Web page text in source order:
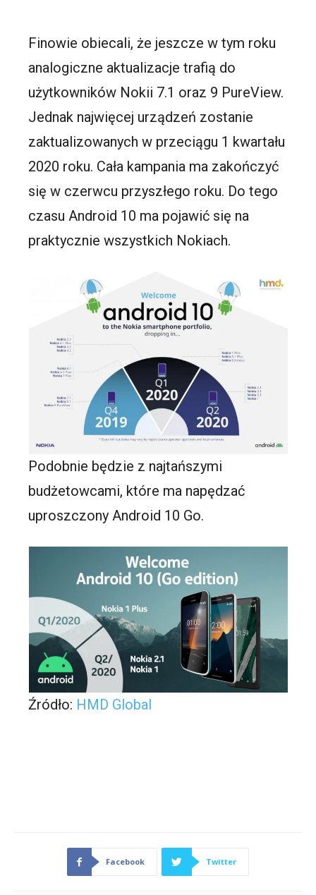
Finowie obiecali, że jeszcze w tym roku
analogiczne aktualizacje trafią do
użytkowników Nokii 7.1 oraz 9 PureView.
Jednak najwięcej urządzeń zostanie
zaktualizowanych w przeciągu 1 kwartału
2020 roku. Cała kampania ma zakończyć
się w czerwcu przyszłego roku. Do tego
czasu Android 10 ma pojawić się na
praktycznie wszystkich Nokiach.
Podobnie będzie z najtańszymi
budżetowcami, które ma napędzać
uproszczony Android 10 Go.
Źródło: HMD Global
Facebook Twitter